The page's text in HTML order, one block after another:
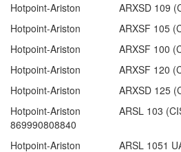
Hotpoint-Ariston ARXSD 109
Hotpoint-Ariston ARXSF 105
Hotpoint-Ariston ARXSF 100
Hotpoint-Ariston ARXSF 120
Hotpoint-Ariston ARXSD 125
Hotpoint-Ariston ARSL
869990808840
Hotpoint-Ariston ARSL 1051